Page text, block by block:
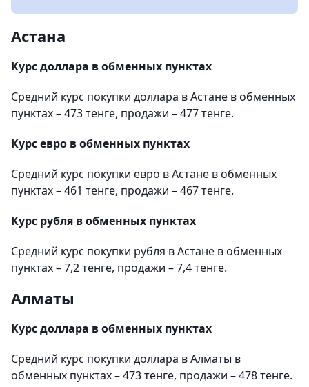
Астана
Курс доллара в обменных пунктах
Средний курс покупки доллара в Астане в обменных
пунктах – 473 тенге, продажи – 477 тенге.
Курс евро в обменных пунктах
Средний курс покупки евро в Астане в обменных
пунктах – 461 тенге, продажи – 467 тенге.
Курс рубля в обменных пунктах
Средний курс покупки рубля в Астане в обменных
пунктах – 7,2 тенге, продажи – 7,4 тенге.
Алматы
Курс доллара в обменных пунктах
Средний курс покупки доллара в Алматы в
обменных пунктах – 473 тенге, продажи – 478 тенге.